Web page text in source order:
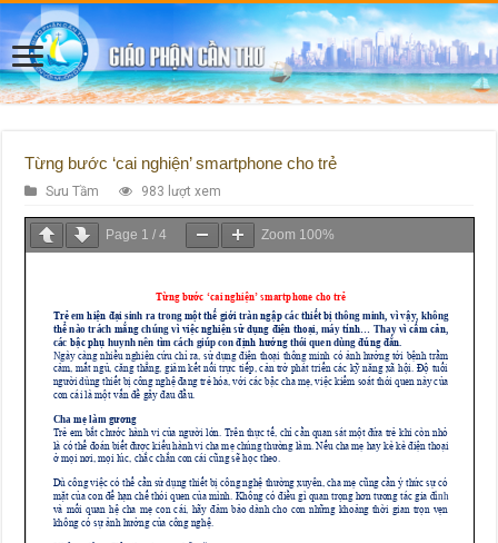
Từng bước ‘cai nghiện’ smartphone cho trẻ
Sưu Tầm 983 lượt xem
Page 1 /4 Zoom 100%